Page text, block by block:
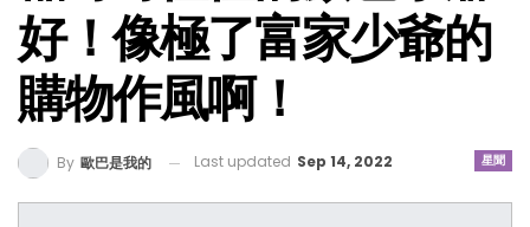
好！像極了富家少爺的
購物作風啊！
星聞
By 歐巴是我的 Last updated Sep 14, 2022